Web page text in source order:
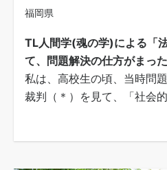
福岡県
TL人間学(魂の学)による「
て、問題解決の仕方がまっ
私は、高校生の頃、当時問
裁判（＊）を見て、「社会